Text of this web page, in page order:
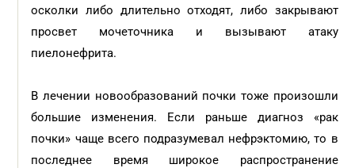
осколки либо длительно отходят, либо закрывают
просвет мочеточника и вызывают атаку
пиелонефрита.
В лечении новообразований почки тоже произошли
большие изменения. Если раньше диагноз «рак
почки» чаще всего подразумевал нефрэктомию, то в
последнее время широкое распространение